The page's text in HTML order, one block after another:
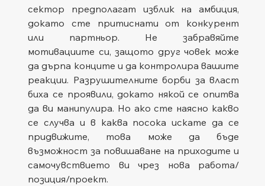
сектор предполагат изблик на амбиция,
докато сте притиснати от конкурент
или партньор. Не забравяйте
мотивациите си, защото друг човек може
да дърпа конците и да контролира вашите
реакции. Разрушителните борби за власт
биха се проявили, докато някой се опитва
да ви манипулира. Но ако сте наясно какво
се случва и в каква посока искате да се
придвижите, това може да бъде
възможност за повишаване на приходите и
самочувствието ви чрез нова работа/
позиция/проект.